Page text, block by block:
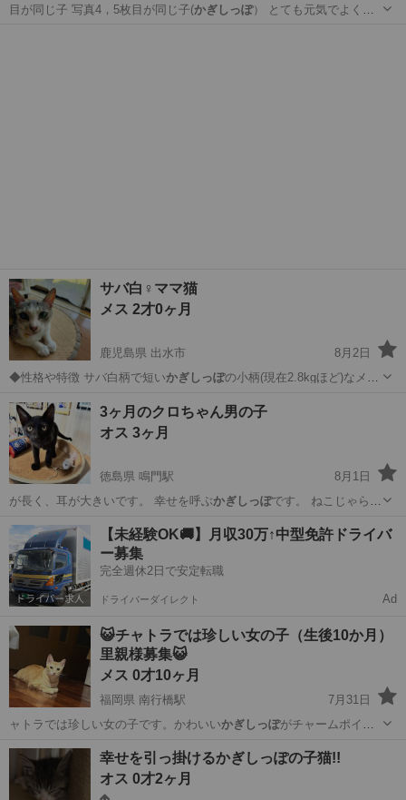
目が同じ子 写真4，5枚目が同じ子(かぎしっぽ） とても元気でよく食
サバ白♀ママ猫
メス 2才0ヶ月
鹿児島県 出水市
8月2日
◆性格や特徴 サバ白柄で短いかぎしっぽの小柄(現在2.8kgほど)なメス
鹿児島 出水市 猫
3ヶ月のクロちゃん男の子
オス 3ヶ月
徳島県 鳴門駅
8月1日
が長く、耳が大きいです。 幸せを呼ぶかぎしっぽです。 ねこじゃらし
徳島 鳴門市 鳴門駅 猫 クロちゃん
【未経験OK🚚】月収30万↑中型免許ドライバ
ー募集
完全週休2日で安定転職
ドライバーダイレクト Ad
😺チャトラでは珍しい女の子（生後10か月）
里親様募集😺
メス 0才10ヶ月
福岡県 南行橋駅
7月31日
ャトラでは珍しい女の子です。かわいいかぎしっぽがチャームポイン
福岡 行橋市 南行橋駅 猫
幸せを引っ掛けるかぎしっぽの子猫!!
オス 0才2ヶ月